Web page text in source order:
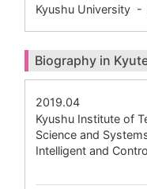
Kyushu University
Biography in
2019.04
Kyushu Institute of
Science and
Intelligent and